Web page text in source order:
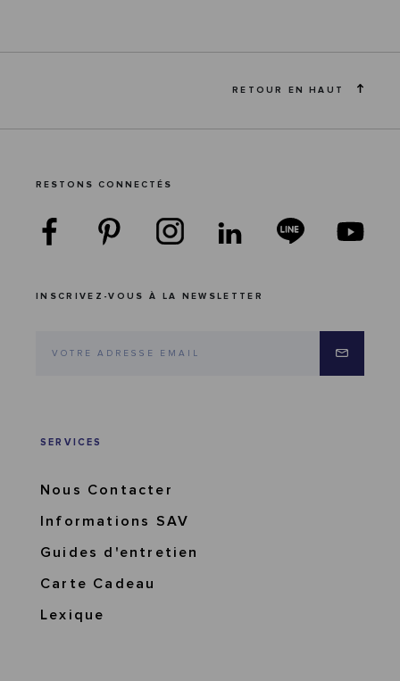
RETOUR EN HAUT
RESTONS CONNECTÉS
INSCRIVEZ-VOUS À LA NEWSLETTER
SERVICES
Nous Contacter
Informations SAV
Guides d'entretien
Carte Cadeau
Lexique